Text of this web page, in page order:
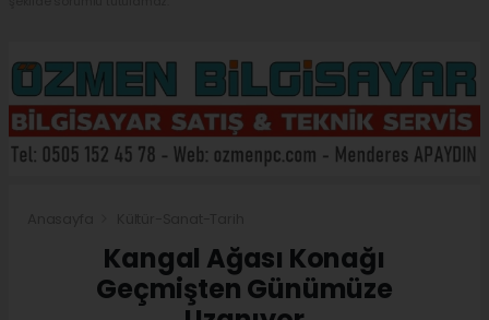
Kangal Ağası Konağı
Geçmişten Günümüze